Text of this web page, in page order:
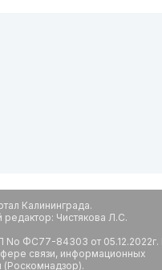
Калининграда.
Чистякова Л.С.
No ФС77-84303 от
связи, информационных
(Роскомнадзор).